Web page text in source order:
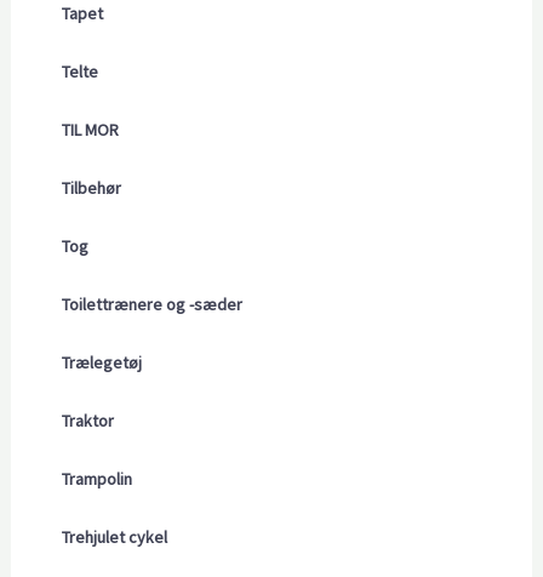
Tapet
Telte
TIL MOR
Tilbehør
Tog
Toilettrænere og -sæder
Trælegetøj
Traktor
Trampolin
Trehjulet cykel